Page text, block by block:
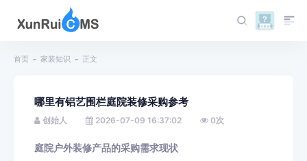
首页 家装知识 正文
哪里有铝艺围栏庭院装修采购参考
创始人 2026-07-09 16:37:02 0次
庭院户外装修产品的采购需求现状